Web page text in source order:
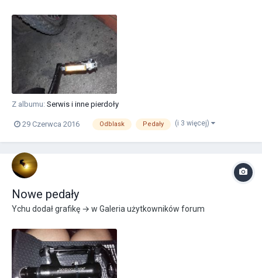
Z albumu: Serwis i inne pierdoły
29 Czerwca 2016 Odblask Pedały (i 3 więcej)
Nowe pedały
Ychu dodał grafikę → w Galeria użytkowników forum